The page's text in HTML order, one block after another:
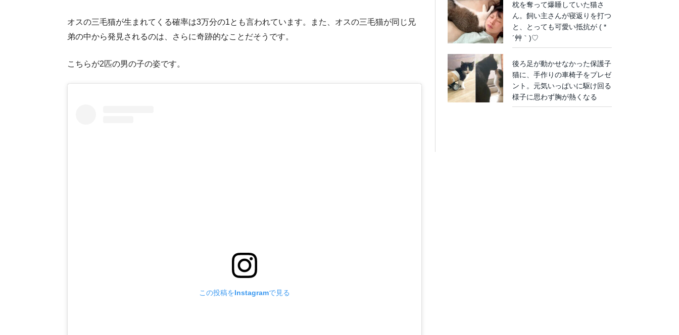
オスの三毛猫が生まれてくる確率は3万分の1とも言われています。また、オスの三毛猫が同じ兄
弟の中から発見されるのは、さらに奇跡的なことだそうです。
こちらが2匹の男の子の姿です。
この投稿をInstagramで見る
枕を奪って爆睡していた猫さ
ん。飼い主さんが寝返りを打つ
と、とっても可愛い抵抗が ( *
´艸｀)♡
後ろ足が動かせなかった保護子
猫に、手作りの車椅子をプレゼ
ント。元気いっぱいに駆け回る
様子に思わず胸が熱くなる